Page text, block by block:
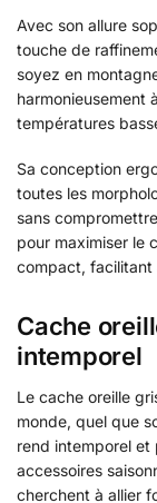
Avec son allure
touche de
soyez en
harmonieusement
températures
Sa conception
toutes les
sans
pour maximiser le
compact, facilitant
Cache
intemporel
Le cache oreille
monde, quel que
rend intemporel et
accessoires
cherchent à allier